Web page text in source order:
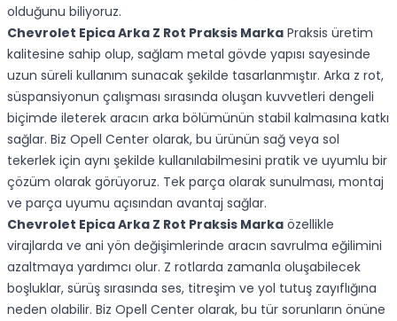
olduğunu biliyoruz.
Chevrolet Epica Arka Z Rot Praksis Marka Praksis üretim
kalitesine sahip olup, sağlam metal gövde yapısı sayesinde
uzun süreli kullanım sunacak şekilde tasarlanmıştır. Arka z rot,
süspansiyonun çalışması sırasında oluşan kuvvetleri dengeli
biçimde ileterek aracın arka bölümünün stabil kalmasına katkı
sağlar. Biz Opell Center olarak, bu ürünün sağ veya sol
tekerlek için aynı şekilde kullanılabilmesini pratik ve uyumlu bir
çözüm olarak görüyoruz. Tek parça olarak sunulması, montaj
ve parça uyumu açısından avantaj sağlar.
Chevrolet Epica Arka Z Rot Praksis Marka özellikle
virajlarda ve ani yön değişimlerinde aracın savrulma eğilimini
azaltmaya yardımcı olur. Z rotlarda zamanla oluşabilecek
boşluklar, sürüş sırasında ses, titreşim ve yol tutuş zayıflığına
neden olabilir. Biz Opell Center olarak, bu tür sorunların önüne